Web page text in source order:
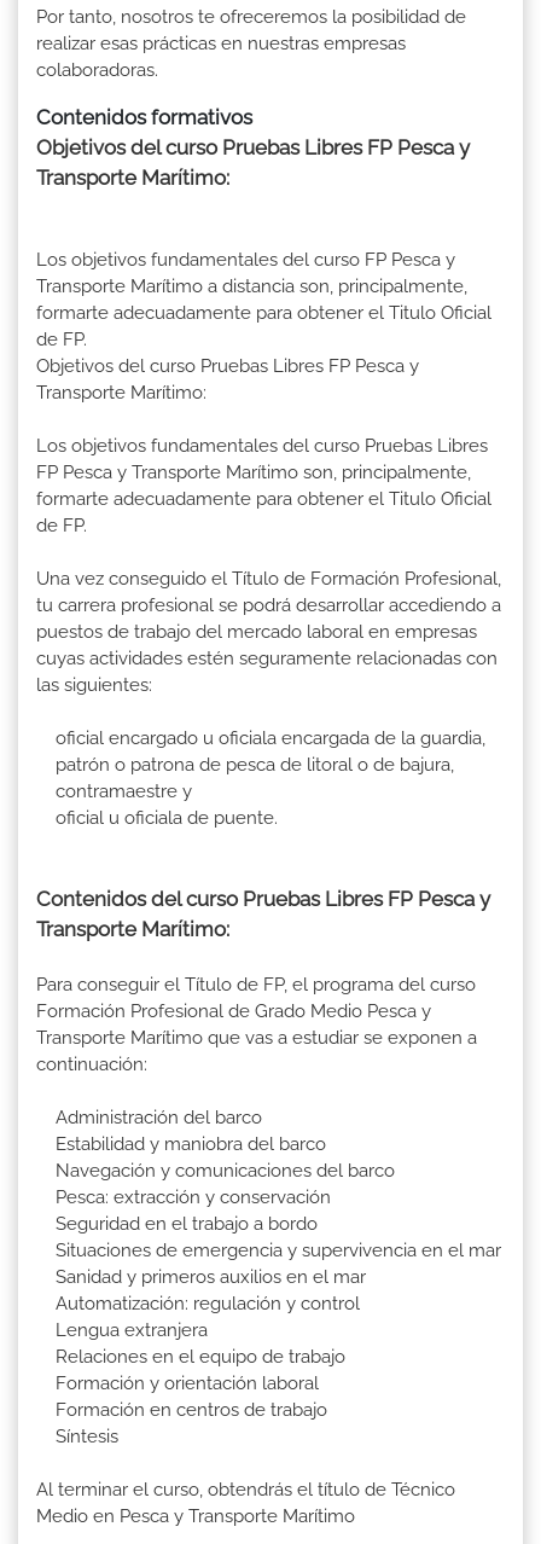
Por tanto, nosotros te ofreceremos la posibilidad de
realizar esas prácticas en nuestras empresas
colaboradoras.
Contenidos formativos
Objetivos del curso Pruebas Libres FP Pesca y
Transporte Marítimo:
Los objetivos fundamentales del curso FP Pesca y
Transporte Marítimo a distancia son, principalmente,
formarte adecuadamente para obtener el Titulo Oficial
de FP.
Objetivos del curso Pruebas Libres FP Pesca y
Transporte Marítimo:
Los objetivos fundamentales del curso Pruebas Libres
FP Pesca y Transporte Marítimo son, principalmente,
formarte adecuadamente para obtener el Titulo Oficial
de FP.
Una vez conseguido el Título de Formación Profesional,
tu carrera profesional se podrá desarrollar accediendo a
puestos de trabajo del mercado laboral en empresas
cuyas actividades estén seguramente relacionadas con
las siguientes:
oficial encargado u oficiala encargada de la guardia,
patrón o patrona de pesca de litoral o de bajura,
contramaestre y
oficial u oficiala de puente.
Contenidos del curso Pruebas Libres FP Pesca y
Transporte Marítimo:
Para conseguir el Título de FP, el programa del curso
Formación Profesional de Grado Medio Pesca y
Transporte Marítimo que vas a estudiar se exponen a
continuación:
Administración del barco
Estabilidad y maniobra del barco
Navegación y comunicaciones del barco
Pesca: extracción y conservación
Seguridad en el trabajo a bordo
Situaciones de emergencia y supervivencia en el mar
Sanidad y primeros auxilios en el mar
Automatización: regulación y control
Lengua extranjera
Relaciones en el equipo de trabajo
Formación y orientación laboral
Formación en centros de trabajo
Síntesis
Al terminar el curso, obtendrás el título de Técnico
Medio en Pesca y Transporte Marítimo